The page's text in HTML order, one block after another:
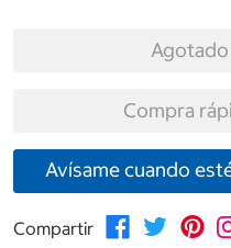
Agotado
Compra
Avísame cuando
Compartir